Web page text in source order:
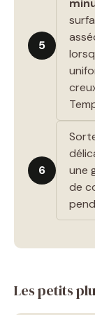
5
6
une
de
Les petits